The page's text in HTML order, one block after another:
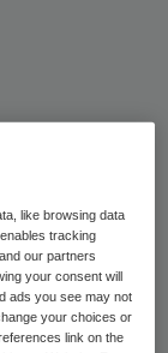
fonds
laat de
kant het
like browsing data
tracking
our partners
your consent will
ads you see may not
your choices or
link on the